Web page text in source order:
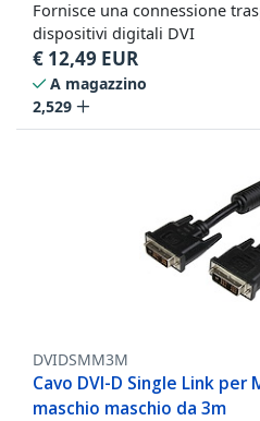
Fornisce una connessione
dispositivi digitali DVI
€ 12,49 EUR
A magazzino
2,529
DVIDSMM3M
Cavo DVI-D Single Link
maschio maschio da 3m